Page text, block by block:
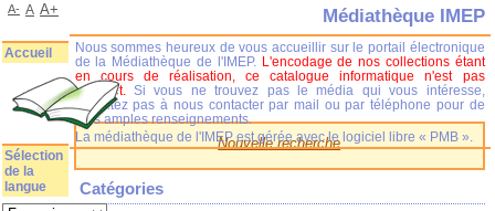
Nouvelle recherche
Catégories
Médiathèque IMEP
Nous sommes heureux de vous accueillir sur le portail électronique
de la Médiathèque de l'IMEP. L'encodage de nos collections étant
en cours de réalisation, ce catalogue informatique n'est pas
complet.
Si vous ne trouvez pas le média qui vous intéresse,
n'hésitez pas à nous contacter par mail ou par téléphone pour de
plus amples renseignements.
La médiathèque de l'IMEP est gérée avec le logiciel libre « PMB ».
A- A A+
Accueil
Sélection
de la
langue